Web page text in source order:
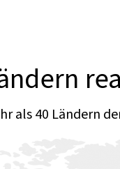
als 40 Ländern